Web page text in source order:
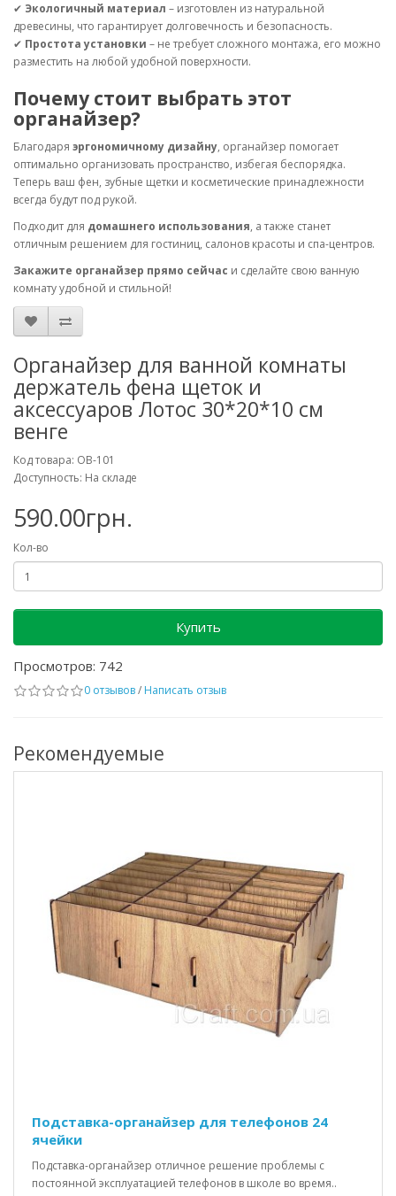
✔ Экологичный материал – изготовлен из натуральной
древесины, что гарантирует долговечность и безопасность.
✔ Простота установки – не требует сложного монтажа, его можно
разместить на любой удобной поверхности.
Почему стоит выбрать этот
органайзер?
Благодаря эргономичному дизайну, органайзер помогает
оптимально организовать пространство, избегая беспорядка.
Теперь ваш фен, зубные щетки и косметические принадлежности
всегда будут под рукой.
Подходит для домашнего использования, а также станет
отличным решением для гостиниц, салонов красоты и спа-центров.
Закажите органайзер прямо сейчас и сделайте свою ванную
комнату удобной и стильной!
Органайзер для ванной комнаты
держатель фена щеток и
аксессуаров Лотос 30*20*10 см
венге
Код товара: OB-101
Доступность: На складе
590.00грн.
Кол-во
Купить
Просмотров: 742
0 отзывов/ Написать отзыв
Рекомендуемые
Подставка-органайзер для телефонов 24
ячейки
Подставка-органайзер отличное решение проблемы с
постоянной эксплуатацией телефонов в школе во время..